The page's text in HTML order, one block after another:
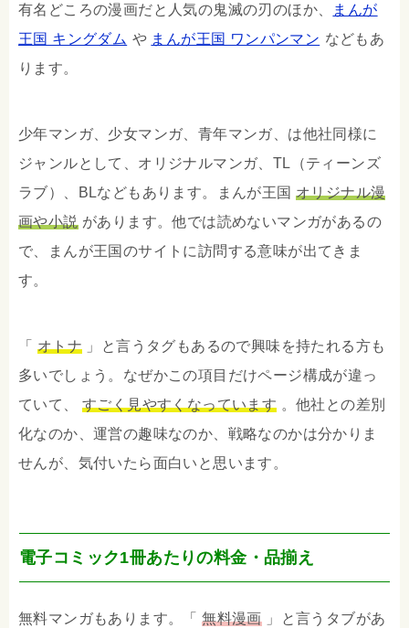
有名どころの漫画だと人気の鬼滅の刃のほか、
まんが
王国 キングダム や まんが王国 ワンパンマン などもあ
ります。
少年マンガ、少女マンガ、青年マンガ、は他社同様に
ジャンルとして、オリジナルマンガ、TL（ティーンズ
ラブ）、BLなどもあります。まんが王国 オリジナル漫
画や小説があります。他では読めないマンガがあるの
で、まんが王国のサイトに訪問する意味が出てきま
す。
「 オトナ 」と言うタグもあるので興味を持たれる方も
多いでしょう。なぜかこの項目だけページ構成が違っ
ていて、 すごく見やすくなっています 。他社との差別
化なのか、運営の趣味なのか、戦略なのかは分かりま
せんが、気付いたら面白いと思います。
電子コミック1冊あたりの料金・品揃え
無料マンガもあります。「無料漫画」と言うタブがあ